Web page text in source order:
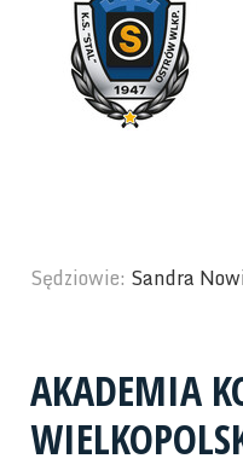
Sędziowie: Sandra
AKADEMIA